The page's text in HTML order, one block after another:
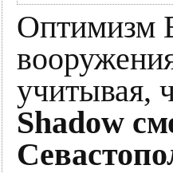
Оптимизм
учитывая,
Shadow